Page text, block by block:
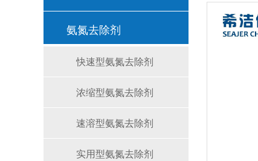
氨氮去除剂
快速型氨氮去除剂
浓缩型氨氮去除剂
速溶型氨氮去除剂
实用型氨氮去除剂